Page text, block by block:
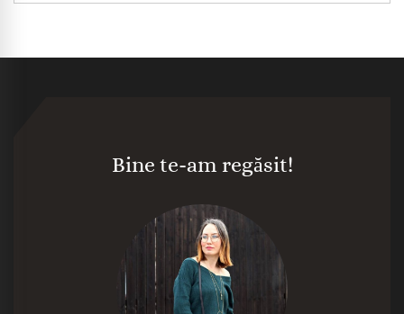
Bine te-am regăsit!